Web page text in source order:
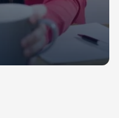
Ihres Unternehmens.